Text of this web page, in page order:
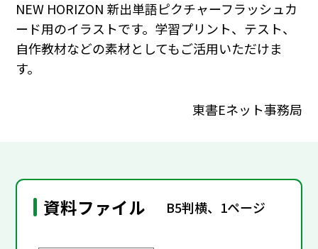
NEW HORIZON 新出単語ピクチャーフラッシュカ
ード用のイラストです。学習プリント、テスト、
自作教材などの素材としてもご活用いただけま
す。
東書Eネット事務局
資料ファイル B5判横、1ページ